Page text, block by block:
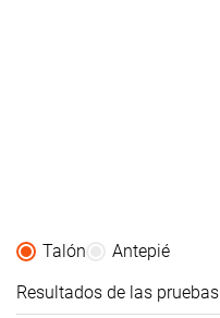
Talón
Antepié
Resultados de las pruebas